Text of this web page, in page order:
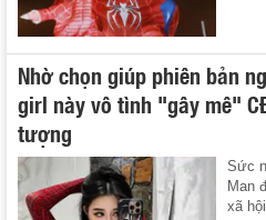
Nhờ chọn giúp phiên bản
girl này vô tình "gây mê"
tượng
Sức
Man
xã